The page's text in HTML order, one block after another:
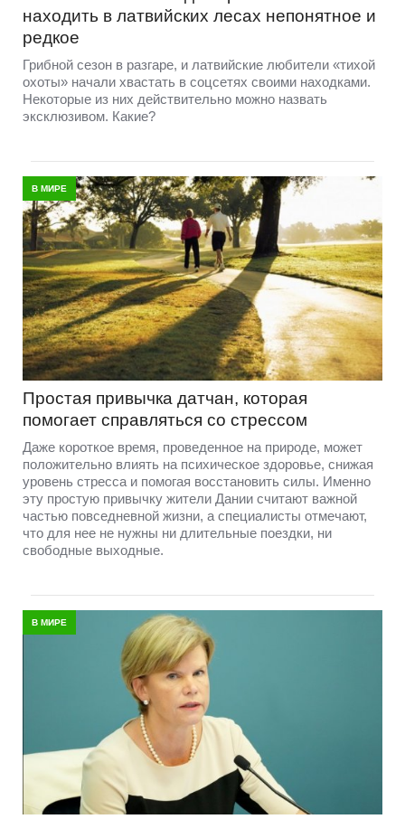
находить в латвийских лесах непонятное и
редкое
Грибной сезон в разгаре, и латвийские любители «тихой
охоты» начали хвастать в соцсетях своими находками.
Некоторые из них действительно можно назвать
эксклюзивом. Какие?
В МИРЕ
Простая привычка датчан, которая
помогает справляться со стрессом
Даже короткое время, проведенное на природе, может
положительно влиять на психическое здоровье, снижая
уровень стресса и помогая восстановить силы. Именно
эту простую привычку жители Дании считают важной
частью повседневной жизни, а специалисты отмечают,
что для нее не нужны ни длительные поездки, ни
свободные выходные.
В МИРЕ